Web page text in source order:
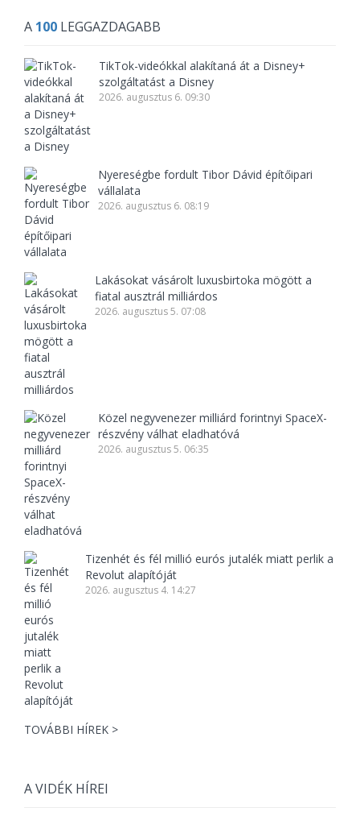
A 100 LEGGAZDAGABB
TikTok-videókkal alakítaná át a Disney+
szolgáltatást a Disney
2026. augusztus 6. 09:30
Nyereségbe fordult Tibor Dávid építőipari
vállalata
2026. augusztus 6. 08:19
Lakásokat vásárolt luxusbirtoka mögött a
fiatal ausztrál milliárdos
2026. augusztus 5. 07:08
Közel negyvenezer milliárd forintnyi SpaceX-
részvény válhat eladhatóvá
2026. augusztus 5. 06:35
Tizenhét és fél millió eurós jutalék miatt perlik a
Revolut alapítóját
2026. augusztus 4. 14:27
TOVÁBBI HÍREK >
A VIDÉK HÍREI